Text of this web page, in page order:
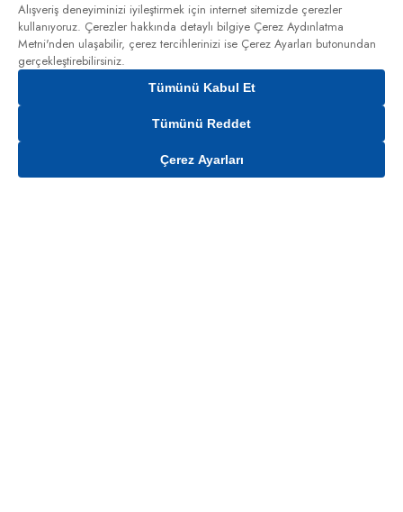
Gelince Haber Ver
Alışveriş deneyiminizi iyileştirmek için internet sitemizde çerezler
kullanıyoruz. Çerezler hakkında detaylı bilgiye Çerez Aydınlatma
Metni'nden ulaşabilir, çerez tercihlerinizi ise Çerez Ayarları butonundan
gerçekleştirebilirsiniz.
Tümünü Kabul Et
Tümünü Reddet
Çerez Ayarları